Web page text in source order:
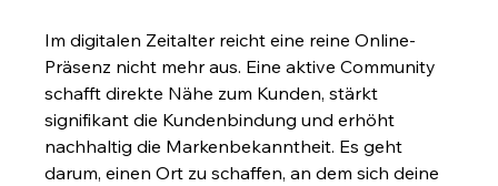
Im digitalen Zeitalter reicht eine reine Online-
Präsenz nicht mehr aus. Eine aktive Community
schafft direkte Nähe zum Kunden, stärkt
signifikant die Kundenbindung und erhöht
nachhaltig die Markenbekanntheit. Es geht
darum, einen Ort zu schaffen, an dem sich deine